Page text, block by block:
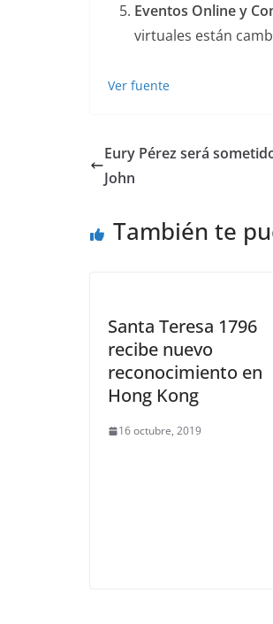
Eventos Online y
virtuales están
Ver fuente
Eury Pérez será
John
También te
Santa Teresa 1796
recibe nuevo
reconocimiento en
Hong Kong
16 octubre, 2019